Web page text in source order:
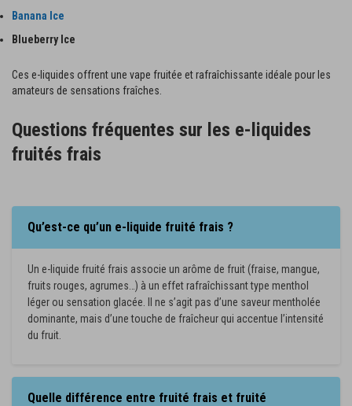
Banana Ice
Blueberry Ice
Ces e-liquides offrent une vape fruitée et rafraîchissante idéale pour les
amateurs de sensations fraîches.
Questions fréquentes sur les e-liquides
fruités frais
Qu’est-ce qu’un e-liquide fruité frais ?
Un e-liquide fruité frais associe un arôme de fruit (fraise, mangue,
fruits rouges, agrumes…) à un effet rafraîchissant type menthol
léger ou sensation glacée. Il ne s’agit pas d’une saveur mentholée
dominante, mais d’une touche de fraîcheur qui accentue l’intensité
du fruit.
Quelle différence entre fruité frais et fruité